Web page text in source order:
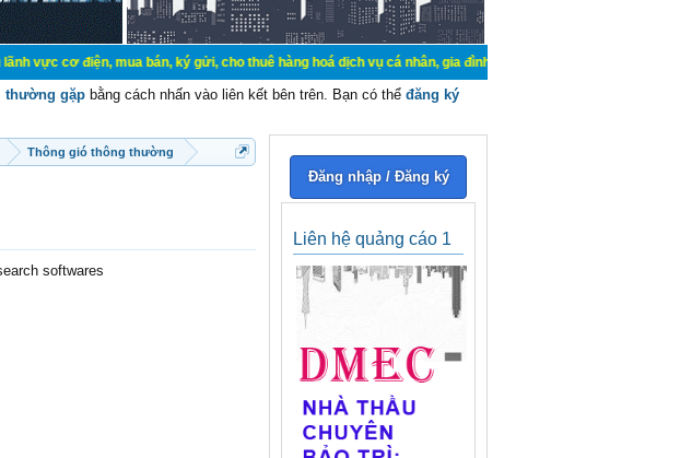
điện, mua bán, ký gửi, cho thuê hàng hoá dịch vụ cá nhân, gia đình. Mua bán, ký gửi, cho thuê thiết bị
thường gặp bằng cách nhấn vào liên kết bên trên. Bạn có thể đăng ký
Thông gió thông thường
softwares
Đăng nhập / Đăng ký
Liên hệ quảng cáo 1